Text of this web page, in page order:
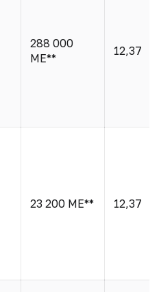
288 000
МЕ**
12,37
23 200 МЕ** 12,37